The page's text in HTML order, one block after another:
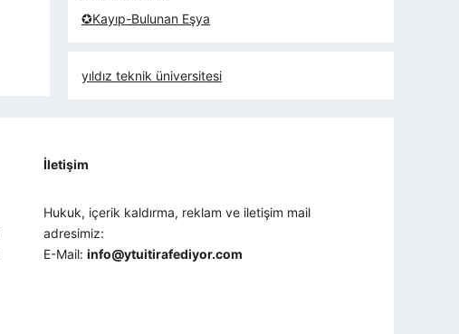
✪Kayıp-Bulunan Eşya
yıldız teknik üniversitesi
İletişim
Hukuk, içerik kaldırma, reklam ve iletişim mail
adresimiz:
E-Mail:info@ytuitirafediyor.com